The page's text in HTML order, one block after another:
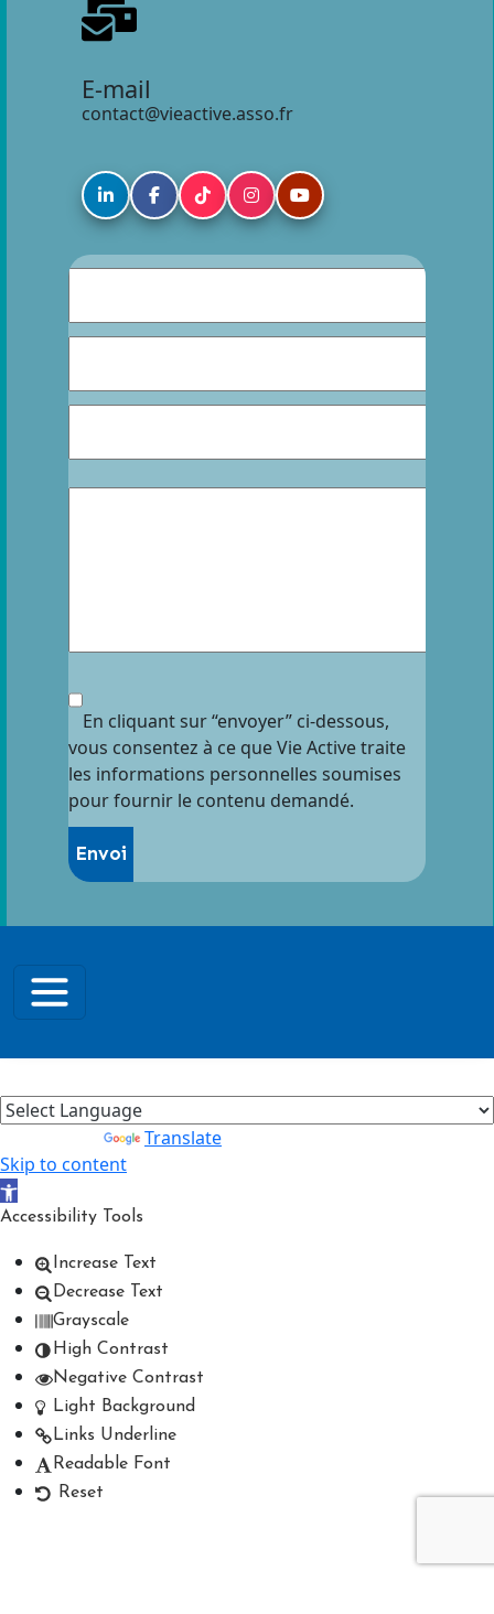
E-mail
contact@vieactive.asso.fr
En cliquant sur “envoyer” ci-dessous,
vous consentez à ce que Vie Active traite
les informations personnelles soumises
pour fournir le contenu demandé.
Translate
Skip to content
Open toolbar
Accessibility Tools
Increase Text
Decrease Text
Grayscale
High Contrast
Negative Contrast
Light Background
Links Underline
Readable Font
Reset